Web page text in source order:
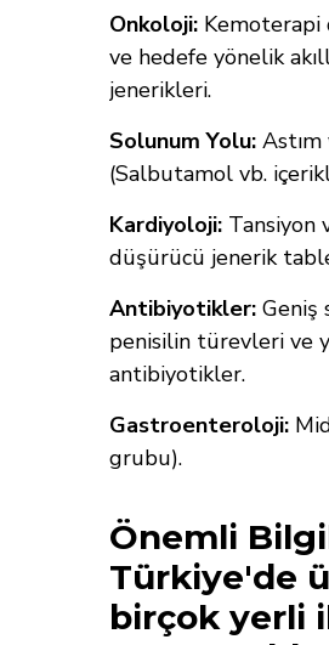
Onkoloji: Kemoterapi
ve hedefe yönelik
jenerikleri.
Solunum Yolu: Astım
(Salbutamol vb.
Kardiyoloji: Tansiyon
düşürücü jenerik
Antibiyotikler: Geniş
penisilin türevleri ve
antibiyotikler.
Gastroenteroloji:
grubu).
Önemli
Türkiye'de
birçok yerli